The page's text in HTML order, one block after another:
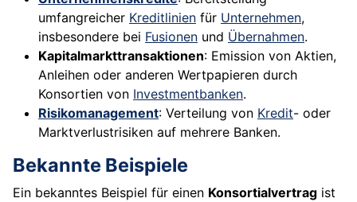
umfangreicher Kreditlinien für Unternehmen,
insbesondere bei Fusionen und Übernahmen.
Kapitalmarkttransaktionen: Emission von Aktien,
Anleihen oder anderen Wertpapieren durch
Konsortien von Investmentbanken.
Risikomanagement: Verteilung von Kredit- oder
Marktverlustrisiken auf mehrere Banken.
Bekannte Beispiele
Ein bekanntes Beispiel für einen Konsortialvertrag ist